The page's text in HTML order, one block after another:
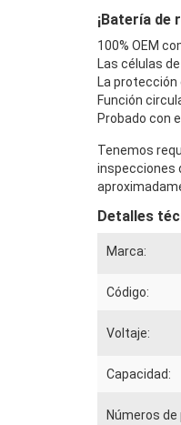
¡Batería de
100% OEM
Las células
La
Función
Probado con
Tenemos
inspecciones
Detalles
Marca:
Código:
Voltaje:
Capacidad:
Números